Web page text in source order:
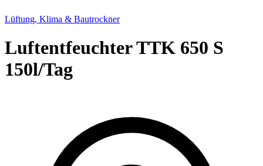
Lüftung, Klima & Bautrockner
Luftentfeuchter TTK 650 S
150l/Tag